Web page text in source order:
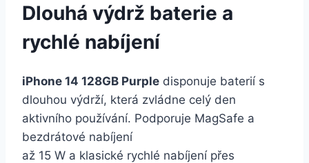
Dlouhá výdrž baterie a
rychlé nabíjení
iPhone 14 128GB Purple disponuje baterií s
dlouhou výdrží, která zvládne celý den
aktivního používání. Podporuje MagSafe a
bezdrátové nabíjení
až 15 W a klasické rychlé nabíjení přes